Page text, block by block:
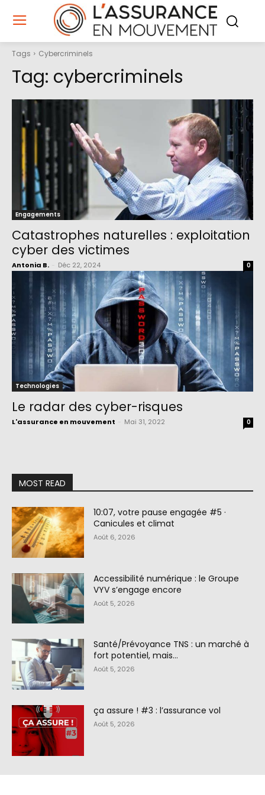
Tags Cybercriminels
Tag: cybercriminels
Engagements
Catastrophes naturelles : exploitation
cyber des victimes
Antonia B. Déc 22, 2024 0
Technologies
Le radar des cyber-risques
L'assurance en mouvement Mai 31, 2022 0
MOST READ
10:07, votre pause engagée #5 ·
Canicules et climat
Août 6, 2026
Accessibilité numérique : le Groupe
VYV s’engage encore
Août 5, 2026
Santé/Prévoyance TNS : un marché à
fort potentiel, mais…
Août 5, 2026
ça assure ! #3 : l’assurance vol
Août 5, 2026